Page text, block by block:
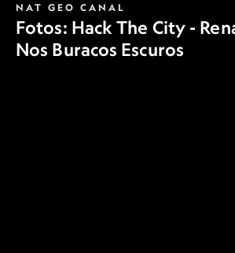
NAT GEO CANAL
Fotos: Hack The City -
Nos Buracos Escuros